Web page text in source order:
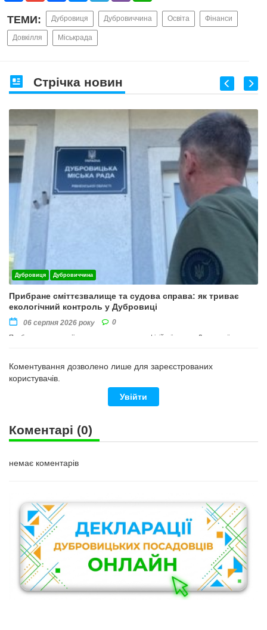
ТЕМИ: Дубровиця Дубровиччина Освіта Фінанси
Довкілля Міськрада
Стрічка новин
Дубровиця Дубровиччина
Прибране сміттєзвалище та судова справа: як триває
екологічний контроль у Дубровиці
06 серпня 2026 року 0
Прибирання території провели на виконання офіційної вимоги Державної
Коментування дозволено лише для зареєстрованих
користувачів.
Увійти
Коментарі (0)
немає коментарів